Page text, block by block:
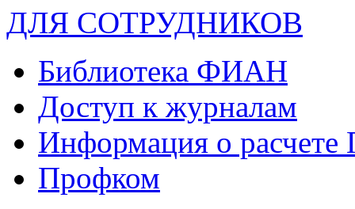
ДЛЯ СОТРУДНИКОВ
Библиотека ФИАН
Доступ к журналам
Информация о
Профком